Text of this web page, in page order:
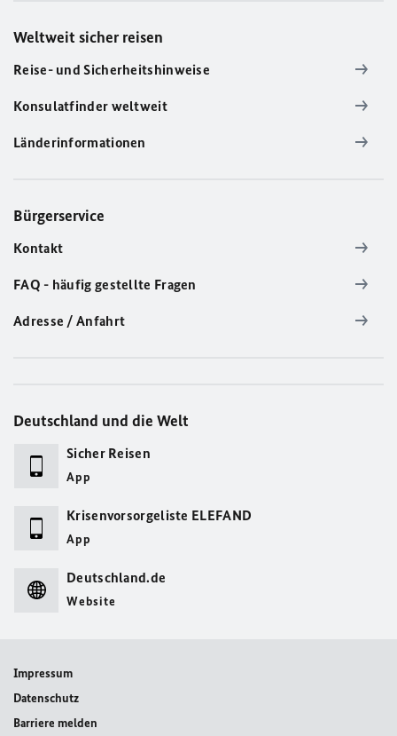
Weltweit sicher reisen
Reise- und Sicherheitshinweise
Konsulatfinder weltweit
Länderinformationen
Bürgerservice
Kontakt
FAQ - häufig gestellte Fragen
Adresse / Anfahrt
Deutschland und die Welt
Sicher Reisen
App
Krisenvorsorgeliste ELEFAND
App
Deutschland.de
Website
Impressum
Datenschutz
Barriere melden